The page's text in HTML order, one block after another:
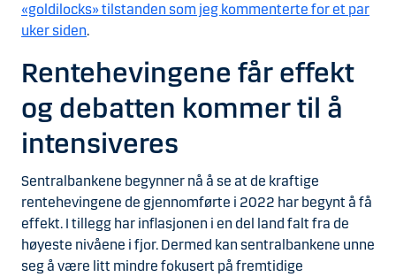
«goldilocks» tilstanden som jeg kommenterte for et par
uker siden.
Rentehevingene får effekt
og debatten kommer til å
intensiveres
Sentralbankene begynner nå å se at de kraftige
rentehevingene de gjennomførte i 2022 har begynt å få
effekt. I tillegg har inflasjonen i en del land falt fra de
høyeste nivåene i fjor. Dermed kan sentralbankene unne
seg å være litt mindre fokusert på fremtidige